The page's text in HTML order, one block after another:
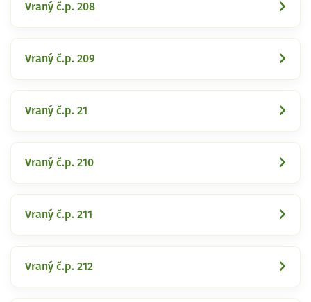
Vraný č.p. 208
Vraný č.p. 209
Vraný č.p. 21
Vraný č.p. 210
Vraný č.p. 211
Vraný č.p. 212